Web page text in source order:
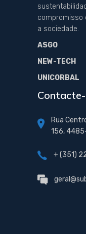
compromisso
a sociedade.
ASGO
NEW-TECH
UNICORBAL
Rua
156,
+ (351)